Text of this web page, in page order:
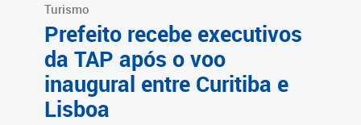
Turismo
Prefeito recebe executivos
da TAP após o voo
inaugural entre Curitiba e
Lisboa